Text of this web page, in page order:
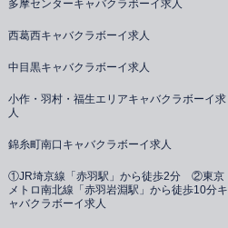
多摩センターキャバクラボーイ求人
西葛西キャバクラボーイ求人
中目黒キャバクラボーイ求人
小作・羽村・福生エリアキャバクラボーイ求
人
錦糸町南口キャバクラボーイ求人
①JR埼京線「赤羽駅」から徒歩2分 ②東京
メトロ南北線「赤羽岩淵駅」から徒歩10分キ
ャバクラボーイ求人